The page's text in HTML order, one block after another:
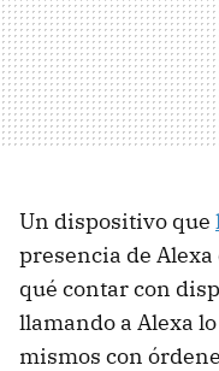
Un dispositivo que
presencia de
qué contar con
llamando a Alexa
mismos con